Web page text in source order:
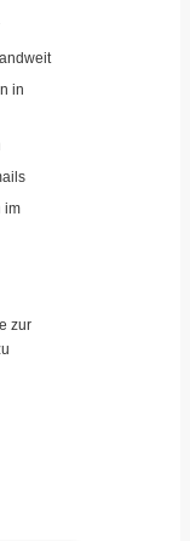
in
im
zur